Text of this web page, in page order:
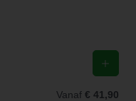
Vanaf € 41,90